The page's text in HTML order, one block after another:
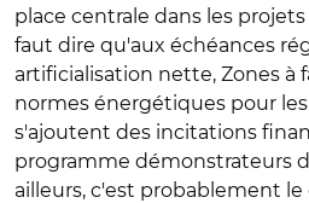
place centrale dans les projets
faut dire qu'aux échéances
artificialisation nette, Zones à
normes énergétiques pour
s'ajoutent des incitations
programme démonstrateurs
ailleurs, c'est probablement